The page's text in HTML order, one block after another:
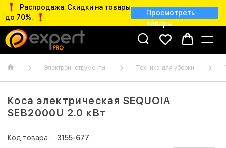
Распродажа. Скидки на товары
до 70%.
Просмотреть
товары
Электроинструменты Техника для уборки
Коса электрическая SEQUOIA
SEB2000U 2.0 кВт
Код товара:
3155-677